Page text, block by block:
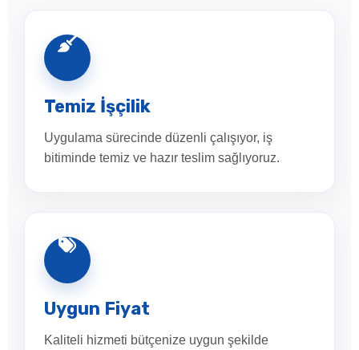
Temiz İşçilik
Uygulama sürecinde düzenli çalışıyor, iş
bitiminde temiz ve hazır teslim sağlıyoruz.
Uygun Fiyat
Kaliteli hizmeti bütçenize uygun şekilde